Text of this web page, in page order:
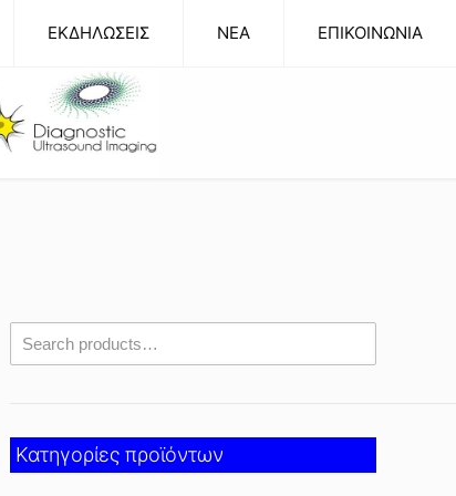
ΕΚΔΗΛΩΣΕΙΣ NEA ΕΠΙΚΟΙΝΩΝΙΑ
Κατηγορίες προϊόντων